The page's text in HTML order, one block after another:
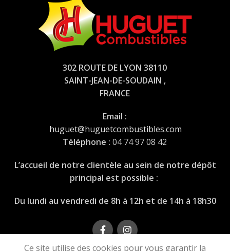
302 ROUTE DE LYON 38110
SAINT-JEAN-DE-SOUDAIN ,
FRANCE
Email :
huguet@huguetcombustibles.com
Téléphone : 04 74 97 08 42
L’accueil de notre clientèle au sein de notre dépôt
principal est possible :
Du lundi au vendredi de 8h à 12h et de 14h à 18h30
Ce site utilise des cookies pour vous garantir la
04 74 97 08 42